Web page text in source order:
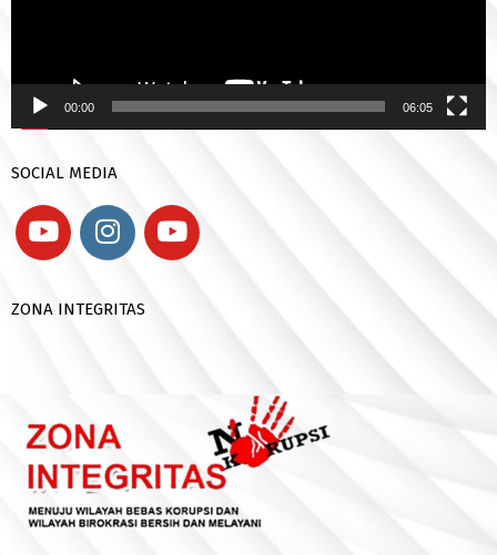
00:00 06:05
SOCIAL MEDIA
ZONA INTEGRITAS